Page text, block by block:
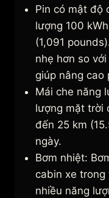
Pin có mật độ
lượng 100
(1,091
nhẹ hơn so
giúp nâng cao
Mái che năng
lượng mặt trời
đến 25 km
ngày.
Bơm nhiệt:
cabin xe trong
nhiều năng